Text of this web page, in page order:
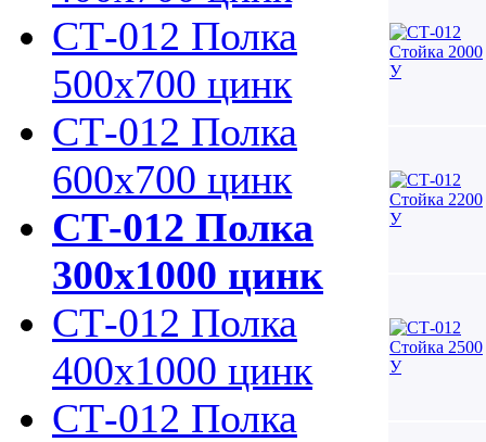
СТ-012 Полка
500х700 цинк
СТ-012 Полка
600х700 цинк
СТ-012 Полка
300х1000 цинк
СТ-012 Полка
400х1000 цинк
СТ-012 Полка